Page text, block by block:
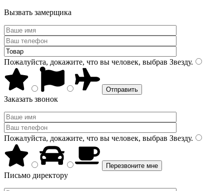
Вызвать замерщика
Пожалуйста, докажите, что вы человек, выбрав Звезду.
Заказать звонок
Пожалуйста, докажите, что вы человек, выбрав Звезду.
Письмо директору